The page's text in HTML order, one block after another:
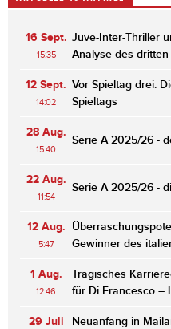
16 Sept.
15:35
Juve-Inter-Thriller
Analyse des dritten
12 Sept.
14:02
Vor Spieltag drei:
Spieltags
28 Aug.
15:40
Serie A 2025/26 -
22 Aug.
11:54
Serie A 2025/26 -
12 Aug.
5:47
Gewinner des
1 Aug.
12:46
Tragisches
für Di Francesco –
29 Juli
Neuanfang in